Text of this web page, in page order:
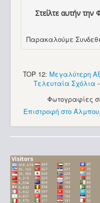
Στείλτε αυτήν
Παρακαλούμε
TOP 12: Μεγαλύτερη
Τελευταία Σχόλια -
Φωτογραφίες
Επιστροφή στο